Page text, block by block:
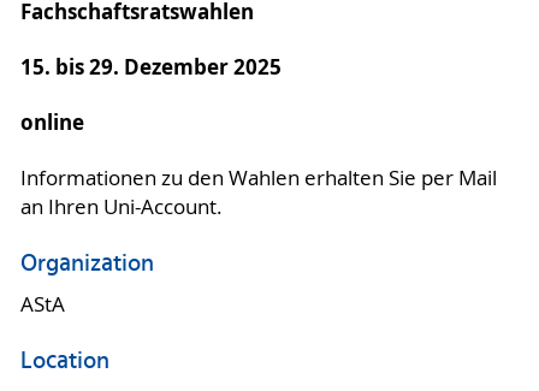
Fachschaftsratswahlen
15. bis 29. Dezember 2025
online
Informationen zu den Wahlen erhalten Sie per Mail
an Ihren Uni-Account.
Organization
AStA
Location